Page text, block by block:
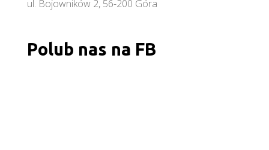
ul. Bojowników 2, 56-200 Góra
Polub nas na FB